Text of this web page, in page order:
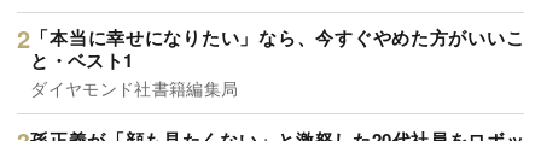
「本当に幸せになりたい」なら、今すぐやめた方がいいこ
と・ベスト1
ダイヤモンド社書籍編集局